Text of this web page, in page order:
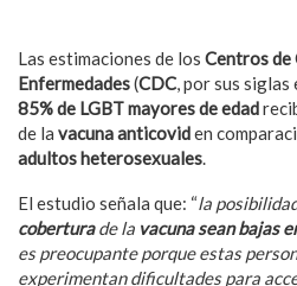
Las estimaciones de los Centros de
Enfermedades(CDC, por sus siglas
85% de LGBT mayores de edad
de la vacuna anticoviden
adultos heterosexuales.
El estudio señala que: “la
coberturade la vacuna sean bajas
es preocupante porque estas
experimentan dificultades para